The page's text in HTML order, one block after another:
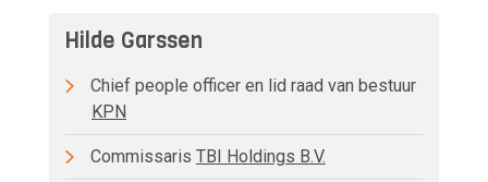
Hilde Garssen
Chief people officer en lid raad van bestuur
KPN
Commissaris TBI Holdings B.V.